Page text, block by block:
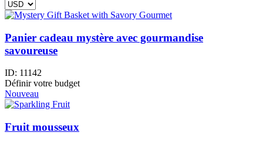
Panier cadeau mystère avec gourmandise
savoureuse
ID: 11142
Définir votre budget
Nouveau
Fruit mousseux